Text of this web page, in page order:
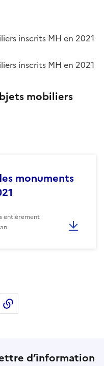
inscrits MH en 2021
inscrits MH en 2021
mobiliers
monuments
entièrement
Linkedinsur Instagram
d’information